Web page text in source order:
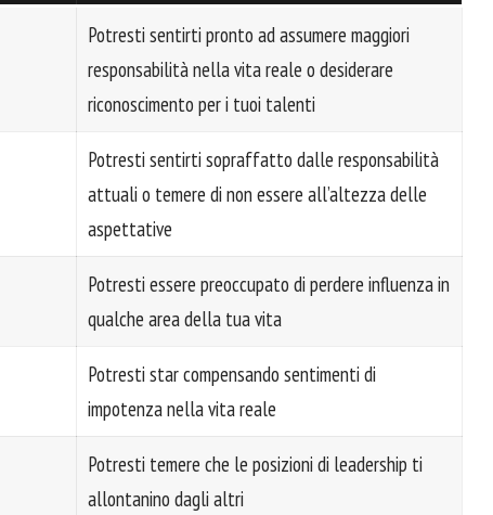
Potresti sentirti pronto ad assumere maggiori
responsabilità nella vita reale o desiderare
riconoscimento per i tuoi talenti
Potresti sentirti sopraffatto dalle responsabilità
attuali o temere di non essere all’altezza delle
aspettative
Potresti essere preoccupato di perdere influenza in
qualche area della tua vita
Potresti star compensando sentimenti di
impotenza nella vita reale
Potresti temere che le posizioni di leadership ti
allontanino dagli altri